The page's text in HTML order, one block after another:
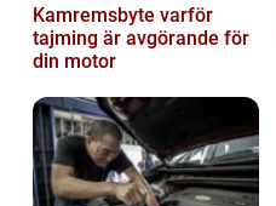
Kamremsbyte varför
tajming är avgörande för
din motor